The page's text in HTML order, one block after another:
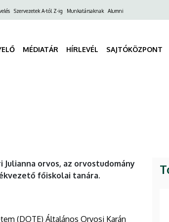
Szervezetek A-tól Z-ig Munkatársaknak Alumni
MÉDIATÁR HÍRLEVÉL SAJTÓKÖZPONT
Julianna orvos, az orvostudomány
főiskolai tanára.
(DOTE) Általános Orvosi Karán